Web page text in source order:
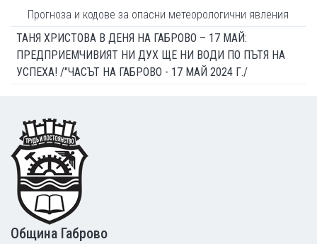
Прогноза и кодове за опасни метеорологични явления
ТАНЯ ХРИСТОВА В ДЕНЯ НА ГАБРОВО – 17 МАЙ:
ПРЕДПРИЕМЧИВИЯТ НИ ДУХ ЩЕ НИ ВОДИ ПО ПЪТЯ НА
УСПЕХА! /"ЧАСЪТ НА ГАБРОВО - 17 МАЙ 2024 Г./
Footer
Община Габрово